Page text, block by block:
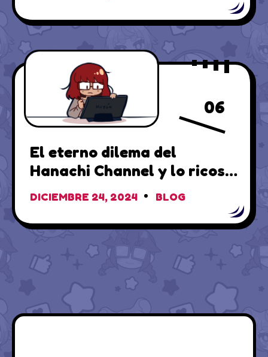
06
El eterno dilema del
Hanachi Channel y lo ricos
que son los waffles…
DICIEMBRE 24, 2024 BLOG